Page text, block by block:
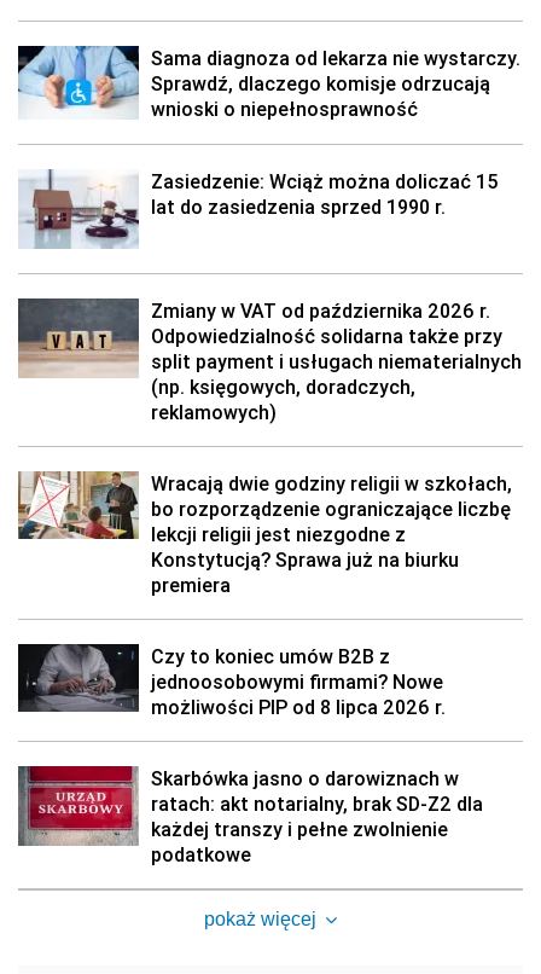
Sama diagnoza od lekarza nie wystarczy.
Sprawdź, dlaczego komisje odrzucają
wnioski o niepełnosprawność
Zasiedzenie: Wciąż można doliczać 15
lat do zasiedzenia sprzed 1990 r.
Zmiany w VAT od października 2026 r.
Odpowiedzialność solidarna także przy
split payment i usługach niematerialnych
(np. księgowych, doradczych,
reklamowych)
Wracają dwie godziny religii w szkołach,
bo rozporządzenie ograniczające liczbę
lekcji religii jest niezgodne z
Konstytucją? Sprawa już na biurku
premiera
Czy to koniec umów B2B z
jednoosobowymi firmami? Nowe
możliwości PIP od 8 lipca 2026 r.
Skarbówka jasno o darowiznach w
ratach: akt notarialny, brak SD-Z2 dla
każdej transzy i pełne zwolnienie
podatkowe
pokaż więcej